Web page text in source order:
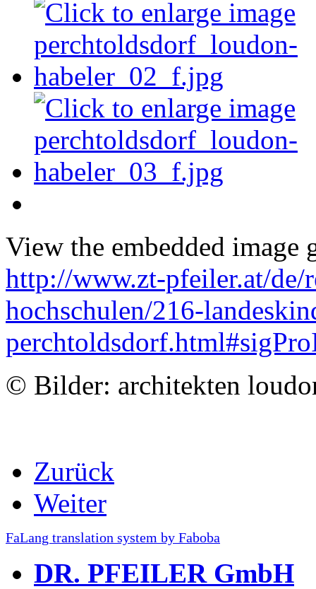
View the embedded image
http://www.zt-pfeiler.at/de/
hochschulen/216-
© Bilder: architekten
Zurück
Weiter
FaLang translation system by Faboba
DR. PFEILER GmbH